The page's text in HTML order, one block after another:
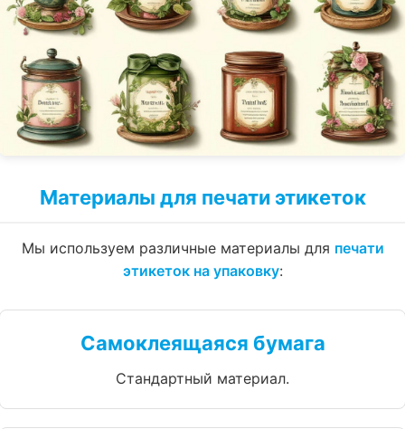
Материалы для печати этикеток
Мы используем различные материалы для печати
этикеток на упаковку:
Самоклеящаяся бумага
Стандартный материал.